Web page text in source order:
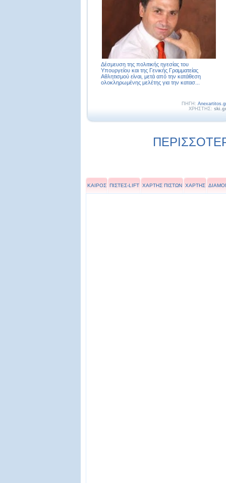
Δέσμευση της πολιτικής ηγεσίας του
Υπουργείου και της Γενικής Γραμματείας
Αθλητισμού είναι, μετά από την κατάθεση
ολοκληρωμένης μελέτης για την κατασ...
ΠΗΓΗ:
ΧΡΗΣΤΗΣ:
ΚΑΙΡΟΣ ΠΙΣΤΕΣ-LIFT ΧΑΡΤΗΣ ΠΙΣΤΩΝ ΧΑΡΤΗΣ